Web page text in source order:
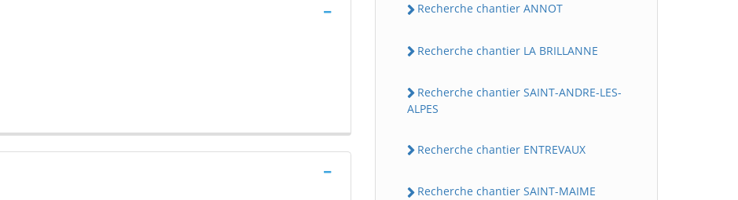
Recherche chantier ANNOT
Recherche chantier LA BRILLANNE
Recherche chantier SAINT-ANDRE-LES-
ALPES
Recherche chantier ENTREVAUX
Recherche chantier SAINT-MAIME